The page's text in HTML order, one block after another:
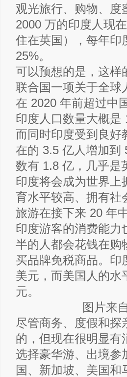
观光旅行、购物、度
2000 万的印度人现
住在英国），每年印
25%。
可以预想的是，这样
联合国一项关于全球
在 2020 年前超过中
印度人口数量大概是
而同时印度受到良好
在的 3.5 亿人增加到
数有 1.8 亿，几乎是
印度将会成为世界上
育水平较高、拥有社
旅游在接下来 20 年
印度游客的消费能力
半的人都会花钱在购
买品牌免税商品。印
美元，而美国人的水
元。
图片来
尽管商务、度假和探
的，但现在很明显有
选择豪华游、出境参
国、新加坡、美国